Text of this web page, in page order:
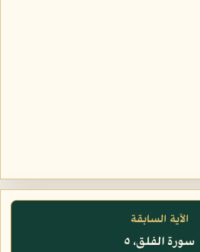
الآية السابقة
سورة الفلق، ٥